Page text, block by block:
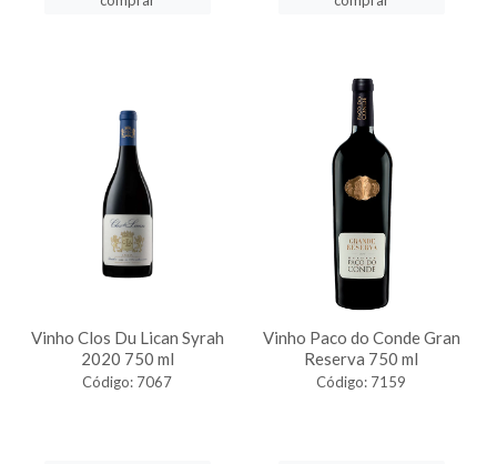
Vinho Clos Du Lican Syrah
2020 750 ml
Código: 7067
Vinho Paco do Conde Gran
Reserva 750 ml
Código: 7159